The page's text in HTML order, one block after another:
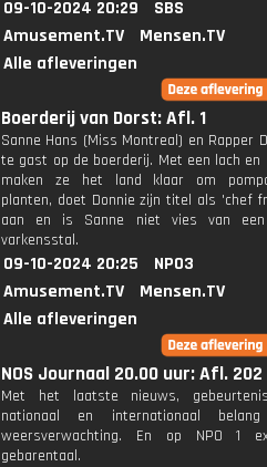
09-10-2024 20:29
SBS
Amusement.TV
Mensen.TV
Alle afleveringen
Boerderij van Dorst: Afl. 1
Sanne Hans (Miss Montreal) en Rapper
te gast op de boerderij. Met een lach en
maken ze het land klaar om
planten, doet Donnie zijn titel als 'chef
aan en is Sanne niet vies van een
varkensstal.
09-10-2024 20:25
NPO3
Amusement.TV
Mensen.TV
Alle afleveringen
NOS Journaal 20.00 uur: Afl. 202
Met het laatste nieuws,
nationaal en internationaal
weersverwachting. En op NPO 1
gebarentaal.